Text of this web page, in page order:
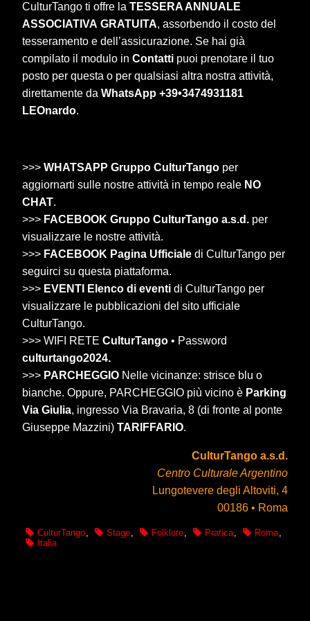
CulturTango ti offre laTESSERA ANNUALE
ASSOCIATIVA GRATUITA, assorbendo il costo del
tesseramento e dell’assicurazione. Se hai già
compilato il modulo inContatti puoi prenotare il tuo
posto per questa o per qualsiasi altra nostra attività,
direttamente da WhatsApp +39•3474931181
LEOnardo.
>>>WHATSAPP Gruppo CulturTango per
aggiornarti sulle nostre attività in tempo reale NO
CHAT.
>>> FACEBOOK Gruppo CulturTango a.s.d. per
visualizzare le nostre attività.
>>> FACEBOOK Pagina Ufficiale di CulturTango per
seguirci su questa piattaforma.
>>> EVENTI Elenco di eventi di CulturTango per
visualizzare le pubblicazioni del sito ufficiale
CulturTango.
>>> WIFI RETECulturTango • Password
culturtango2024.
>>> PARCHEGGIO Nelle vicinanze: strisce blu o
bianche. Oppure, PARCHEGGIO più vicino è Parking
Via Giulia, ingresso Via Bravaria, 8 (di fronte al ponte
Giuseppe Mazzini)TARIFFARIO.
CulturTango a.s.d.
Centro Culturale Argentino
Lungotevere degli Altoviti, 4
00186 • Roma
CulturTango, Stage, Folklore, Pratica, Roma,
Italia